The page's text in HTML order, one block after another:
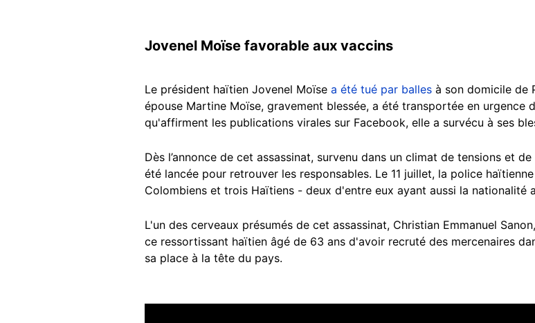
Jovenel Moïse favorable aux vaccins
Le président haïtien Jovenel Moïse a été tué par balles à son domicile de
épouse Martine Moïse, gravement blessée, a été transportée en urgence
qu'affirment les publications virales sur Facebook, elle a survécu à ses
Dès l’annonce de cet assassinat, survenu dans un climat de tensions et
été lancée pour retrouver les responsables. Le 11 juillet, la police
Colombiens et trois Haïtiens - deux d'entre eux ayant aussi la nationalité
L'un des cerveaux présumés de cet assassinat, Christian Emmanuel Sanon,
ce ressortissant haïtien âgé de 63 ans d'avoir recruté des mercenaires
sa place à la tête du pays.